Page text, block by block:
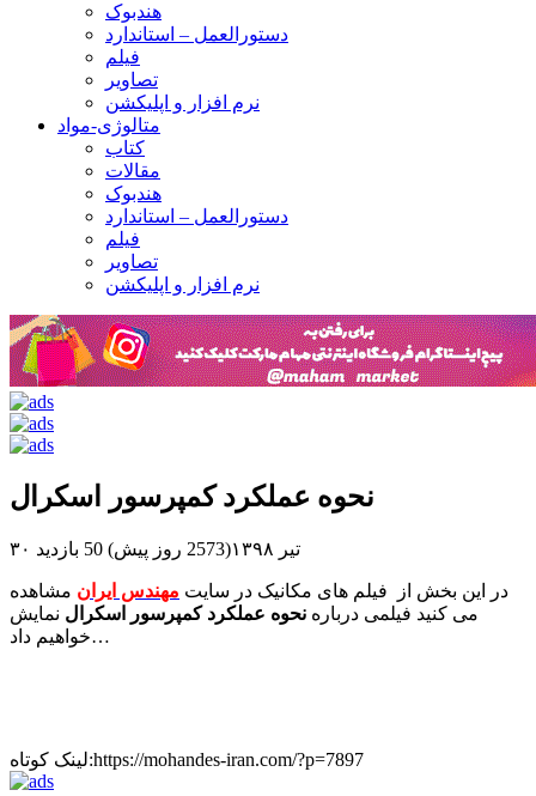
هندبوک
دستورالعمل – استاندارد
فیلم
تصاویر
نرم افزار و اپلیکشن
متالوژی-مواد
کتاب
مقالات
هندبوک
دستورالعمل – استاندارد
فیلم
تصاویر
نرم افزار و اپلیکشن
نحوه عملکرد کمپرسور اسکرال
۳۰ تیر ۱۳۹۸(2573 روز پیش) 50 بازدید
در این بخش از فیلم های مکانیک در سایت مهندس ایران مشاهده
می کنید فیلمی درباره نحوه عملکرد کمپرسور اسکرال نمایش
خواهیم داد…
لینک کوتاه:https://mohandes-iran.com/?p=7897